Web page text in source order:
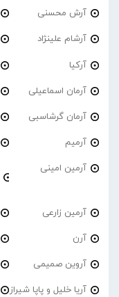
آرش محسنی
آرشام علینژاد
آرکیا
آرمان اسماعیلی
آرمان گرشاسبی
آرمیم
آرمین امینی
آرمین زارعی
آرن
آروین صمیمی
آریا خلیل و پاپا شیراز